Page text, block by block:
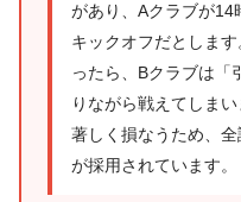
があり、Aクラブが14
キックオフだとしま
ったら、Bクラブは「
りながら戦えてしま
著しく損なうため、
が採用されています。